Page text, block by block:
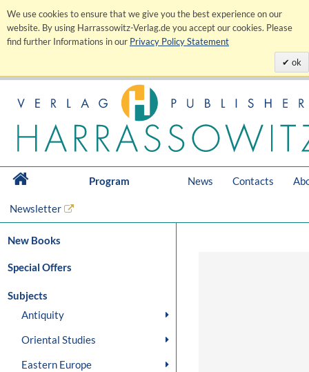
We use cookies to ensure that we give you the best experience on our
website. By using Harrassowitz-Verlag.de you accept our cookies. Please
find further Informations in our Privacy Policy Statement
ok
Program News Contacts
Newsletter
New Books
Special Offers
Subjects
Antiquity
Oriental Studies
Eastern Europe